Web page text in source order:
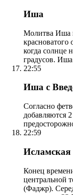
Иша
Молитва Иша
красноватого
когда солнце
градусов. Иша
22:55
Иша с
Согласно
добавляются
22:59
Исламская
Конец
центральной
(Фаджр).